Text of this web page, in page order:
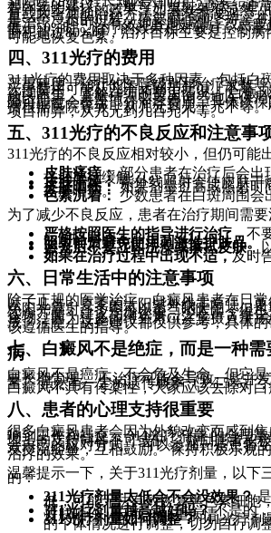
和医生的建议。一般每周照射2-3次，通
看到初步治疗的效果。如果效果不显然
量或联合其他治疗方法。 患者需要注意
是一个漫长的过程，需要耐心和坚持。
量治疗，但可以有效地控制病情，改善
低于50%时，治疗的效果相对较好，尽量
面积超过80%时，治疗目标主要是控制
可能地恢复色素。
四、311光疗的费用
311光疗的费用取决于多种因素，包括白
严重程度、治疗的医院级别和治疗次数
光疗费用可能从几千元到千元以上不等
咨询医生，了解详细的费用情况。 白癜
地区而异，具体情况需要咨询当地医保
险可能也会覆盖部分治疗费用，具体以
费根据医院等级，从几元到几十元不等
项目而异，从几元到几百元不等。
五、311光疗的不良反应和注意事
311光疗的不良反应相对较小，但仍可能
皮肤瘙痒：部分患者在治疗后会出
抹润肤剂缓解。
皮肤干燥：紫外线照射会使皮肤干
皮肤晒伤：如果剂量过高或照射时
皮肤晒伤。
色素沉着： 少数患者在白斑周围会
为了减少不良反应，患者在治疗期间需要
严格按照医生的指导进行治疗，不
短间隔时间。
照射前后避免使用刺激性护肤品。
照光后不要立即洗澡或擦拭皮肤，
果。
如果在治疗过程中出现不适，及时
六、日常生活中的注意事项
除了正规的医学治疗，白癜风患者在日
以下几点：夏季的太阳紫外线非常强，
免阳光直射。冬季可以适当晒太阳，但
饮食方面，建议均衡饮食，少吃富含维
食物，因为过多的维生素C(注意摄入量)
成。注意，这些建议都仅供参考，具体
该遵循医生的指导。
七、白癜风不是绝症，而是一种
病
白癜风不是癌症，不会危及生命，但它
要长期管理。 不治疗可能会导致一些并
量。 虽然有一定的遗传概率（3%-5%）
白癜风不具有传染性，大家应该去除对白
八、患者的心理支持很重要
很多白癜风患者会因为外貌改变而感到
响到工作和社交。 311光疗剂量 的合理
理上的支持同样不可或缺。 鼓励患者积
合自己的应对方式。 可以参加一些患者
友交流经验，互相鼓励。 保持积极乐观
治疗的效果。
温馨提示一下，关于311光疗剂量，以下
的：
311光疗剂量太低会不会没效果？
低，可能无法有效恢复黑色素细胞
佳。
311光疗剂量越高越好吗？不是的
皮肤晒伤，反而会加重病情。
311光疗剂量如何调整？311光疗剂
的个体情况进行调整，切勿自行调